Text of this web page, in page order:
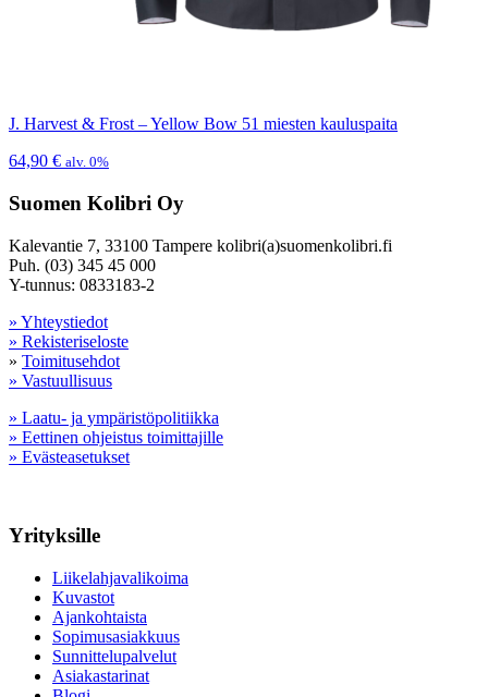
J. Harvest & Frost – Yellow Bow 51 miesten kauluspaita
64,90 € alv. 0%
Suomen Kolibri Oy
Kalevantie 7, 33100 Tampere kolibri(a)suomenkolibri.fi
Puh. (03) 345 45 000
Y-tunnus: 0833183-2
» Yhteystiedot
» Rekisteriseloste
» Toimitusehdot
» Vastuullisuus
» Laatu- ja ympäristöpolitiikka
» Eettinen ohjeistus toimittajille
» Evästeasetukset
Yrityksille
Liikelahjavalikoima
Kuvastot
Ajankohtaista
Sopimusasiakkuus
Sunnittelupalvelut
Asiakastarinat